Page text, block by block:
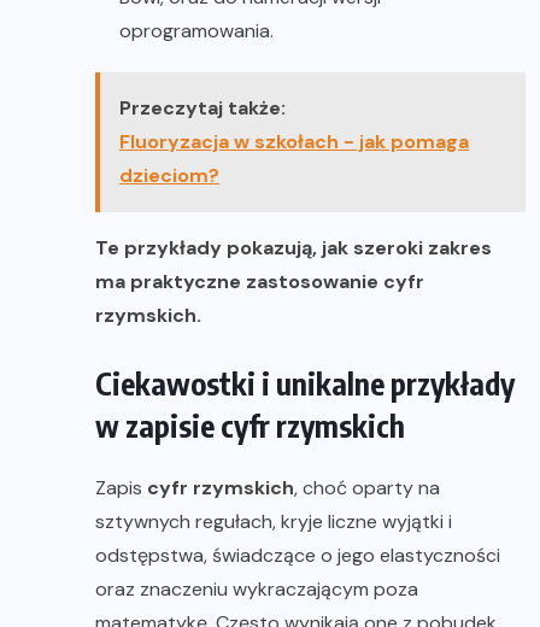
oprogramowania.
Przeczytaj także:
Fluoryzacja w szkołach - jak pomaga
dzieciom?
Te przykłady pokazują, jak szeroki zakres
ma praktyczne zastosowanie cyfr
rzymskich.
Ciekawostki i unikalne przykłady
w zapisie cyfr rzymskich
Zapis cyfr rzymskich, choć oparty na
sztywnych regułach, kryje liczne wyjątki i
odstępstwa, świadczące o jego elastyczności
oraz znaczeniu wykraczającym poza